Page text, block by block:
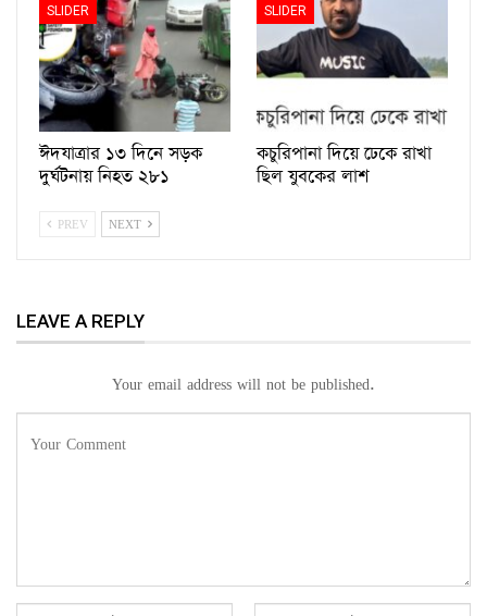
SLIDER
ঈদযাত্রার ১৩ দিনে সড়ক
দুর্ঘটনায় নিহত ২৮১
SLIDER
কচুরিপানা দিয়ে ঢেকে রাখা
ছিল যুবকের লাশ
PREV NEXT
LEAVE A REPLY
Your email address will not be published.